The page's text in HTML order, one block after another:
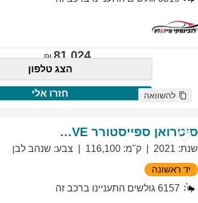
81,024
הצג טלפון
חזרו אלי להשוואה
סיטרואן ספייסטורר EXCLUSIVE
שנת:
2021 ק"מ:
116,100 צבע: שנהב לבן
יד ראשונה
6157 גולשים התעניינו ברכב זה